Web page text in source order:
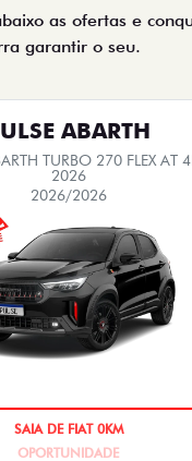
as ofertas e
garantir o seu.
ABARTH
TURBO 270 FLEX AT
2026
2026/2026
SAIA DE FIAT 0KM